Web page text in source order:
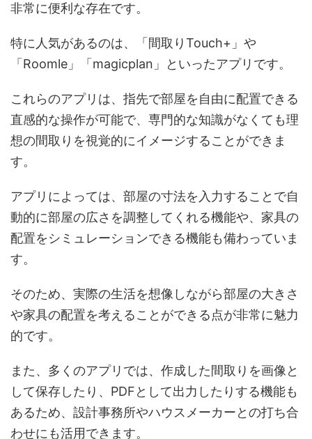
非常に便利な存在です。
特に人気があるのは、「間取りTouch+」や
「Roomle」「magicplan」といったアプリです。
これらのアプリは、指先で部屋を自由に配置できる
直感的な操作が可能で、専門的な知識がなくても理
想の間取りを視覚的にイメージすることができま
す。
アプリによっては、部屋の寸法を入力することで自
動的に部屋の広さを調整してくれる機能や、家具の
配置をシミュレーションできる機能も備わっていま
す。
そのため、実際の生活を想像しながら部屋の大きさ
や家具の配置を考えることができる点が非常に魅力
的です。
また、多くのアプリでは、作成した間取りを画像と
して保存したり、PDFとして出力したりする機能も
あるため、設計事務所やハウスメーカーとの打ち合
わせにも活用できます。